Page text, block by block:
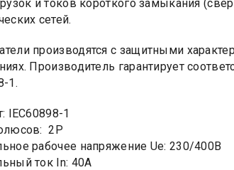
и токов короткого замыкания
сетей.
производятся с защитными
Производитель гарантирует
1.
IEC60898-1
2Р
рабочее напряжение Ue: 230/400В
ток In: 40А